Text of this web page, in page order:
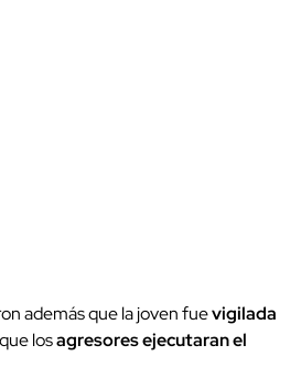
además que la joven fuevigilada
losagresoresejecutaran el